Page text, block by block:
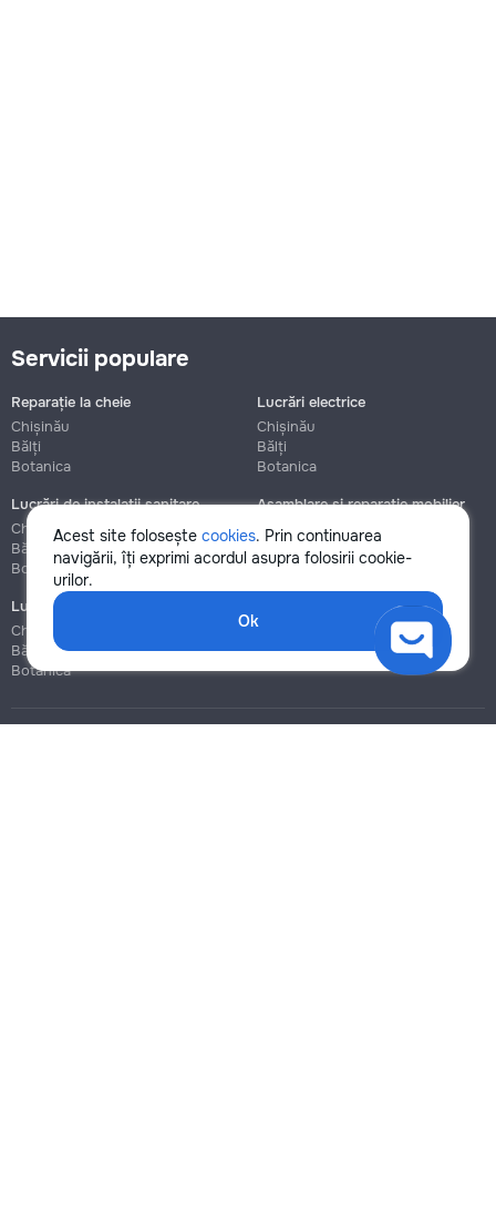
Acest site folosește cookies. Prin continuarea
navigării, îți exprimi acordul asupra folosirii cookie-
urilor.
Ok
Servicii populare
Reparație la cheie
Chișinău
Bălți
Botanica
Lucrări electrice
Chișinău
Bălți
Botanica
Lucrări de instalații sanitare
Chișinău
Bălți
Botanica
Asamblare și reparație mobilier
Chișinău
Botanica
Lucrări de construcție și instalare
Chișinău
Bălți
Botanica